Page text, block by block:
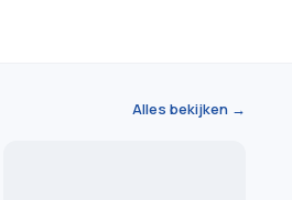
Alles bekijken →